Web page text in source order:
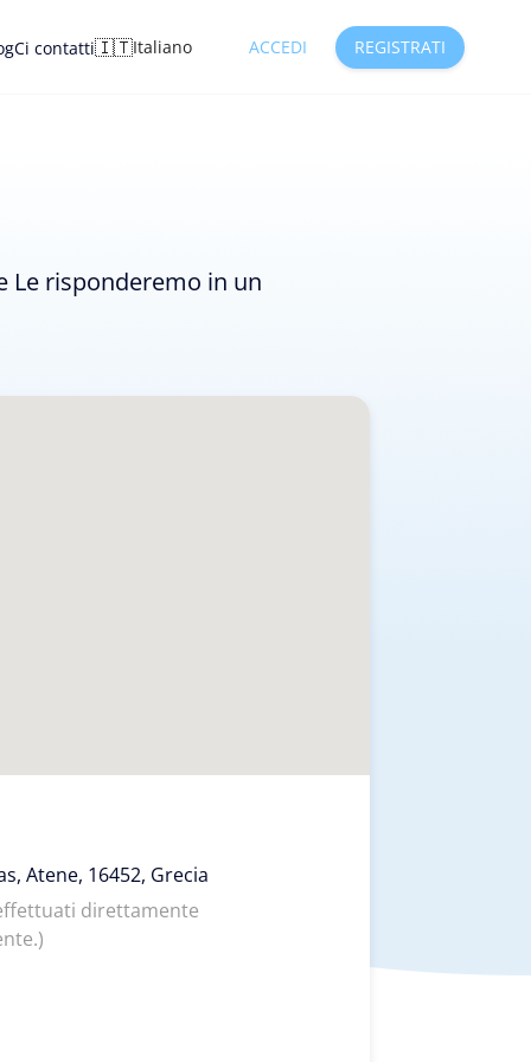
Ci contatti🇮🇹Italiano ACCEDI REGISTRATI
Le risponderemo in un
Atene, 16452, Grecia
direttamente
)